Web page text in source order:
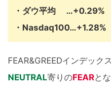
・ダウ平均 …+0.29%
・Nasdaq100…+1.28%
FEAR&GREEDインデック
NEUTRAL寄りのFEARと